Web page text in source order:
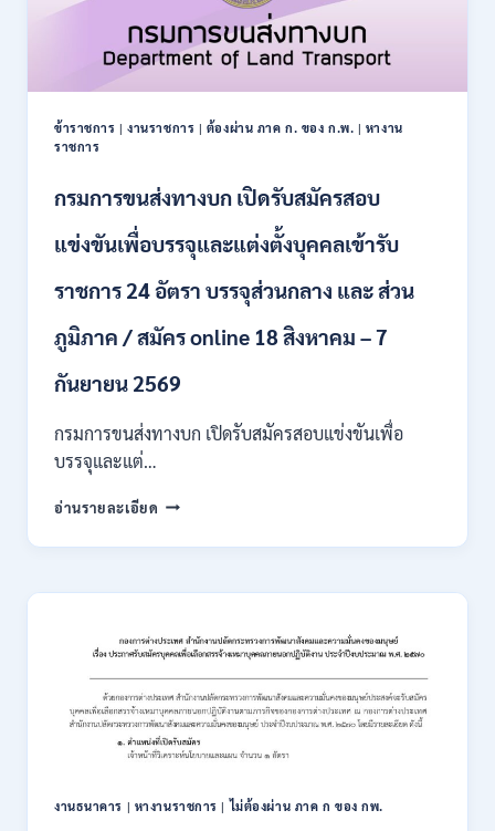
สมัคร
บุคคล
เพื่อ
เป็น
กอง
อัตรา
ปวส.
ป.ตรี
สาขา
เงิน
/
ผ่าน
กพ.
สมัคร
ONLINE
–
31
สิงหาคม
ข้าราชการ |งานราชการ | ต้องผ่าน ภาค ก. ของ ก.พ. | หางาน
ราชการ
กรมการขนส่งทางบก เปิดรับสมัครสอบ
แข่งขันเพื่อบรรจุและแต่งตั้งบุคคลเข้ารับ
ราชการ 24 อัตรา บรรจุส่วนกลาง และ ส่วน
ภูมิภาค / สมัคร online 18 สิงหาคม – 7
กันยายน 2569
กรมการขนส่งทางบก เปิดรับสมัครสอบแข่งขันเพื่อ
บรรจุและแต่…
อ่านรายละเอียด กรม
ขนส่ง
บก
รับ
สมัคร
สอบ
แข่งขัน
เพื่อ
บรรจุ
ตั้ง
งานธนาคาร | หางานราชการ |ไม่ต้องผ่าน ภาค ก ของ กพ.